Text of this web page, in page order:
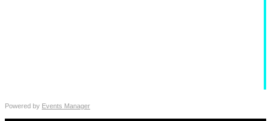
Powered by Events Manager